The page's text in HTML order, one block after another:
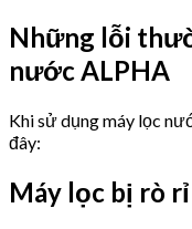
Những lỗi
nước ALPHA
Khi sử dụng máy lọc
đây:
Máy lọc bị rò